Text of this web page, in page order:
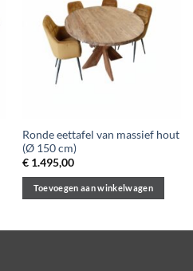
Deze
optie
gekozen
worden
productpagina
Ronde eettafel van massief hout
(Ø 150 cm)
€1.495,00
Toevoegen aan winkelwagen